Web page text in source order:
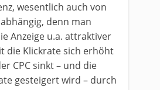
wesentlich auch von
denn man
Anzeige u.a. attraktiver
die Klickrate sich erhöht
CPC sinkt – und die
gesteigert wird – durch